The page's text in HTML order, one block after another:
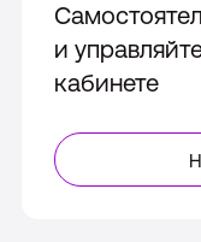
и
кабинете